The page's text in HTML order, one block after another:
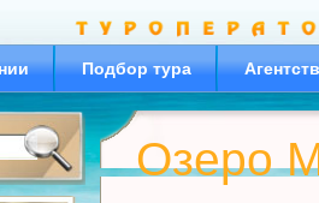
Подбор тура
Озеро